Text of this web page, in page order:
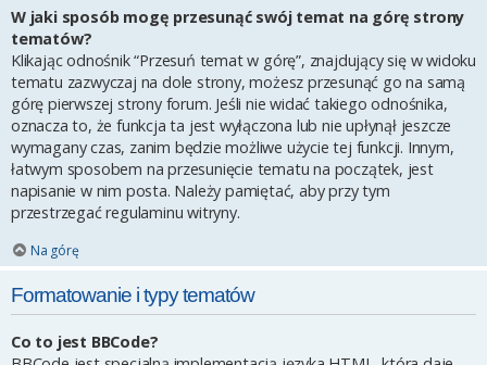
W jaki sposób mogę przesunąć swój temat na górę strony
tematów?
Klikając odnośnik “Przesuń temat w górę”, znajdujący się w widoku
tematu zazwyczaj na dole strony, możesz przesunąć go na samą
górę pierwszej strony forum. Jeśli nie widać takiego odnośnika,
oznacza to, że funkcja ta jest wyłączona lub nie upłynął jeszcze
wymagany czas, zanim będzie możliwe użycie tej funkcji. Innym,
łatwym sposobem na przesunięcie tematu na początek, jest
napisanie w nim posta. Należy pamiętać, aby przy tym
przestrzegać regulaminu witryny.
Na górę
Formatowanie i typy tematów
Co to jest BBCode?